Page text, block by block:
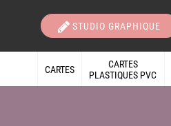
STUDIO GRAPHIQUE
CARTES
CARTES
PLASTIQUES PVC